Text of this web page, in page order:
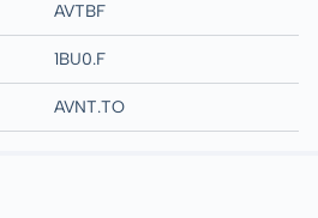
AVTBF
1BU0.F
AVNT.TO